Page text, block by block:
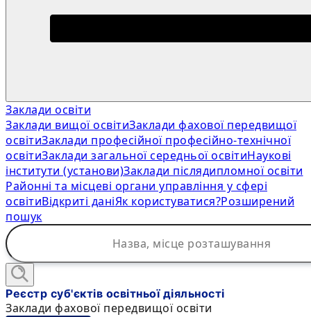
Заклади освіти
Заклади вищої освітиЗаклади фахової передвищої
освітиЗаклади професійної професійно-технічної
освітиЗаклади загальної середньої освітиНаукові
інститути (установи)Заклади післядипломної освіти
Районні та місцеві органи управління у сфері
освітиВідкриті даніЯк користуватися?Розширений
пошук
Реєстр суб'єктів освітньої діяльності
Заклади фахової передвищої освіти